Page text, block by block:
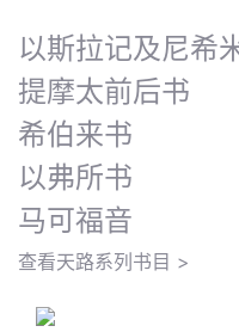
以斯拉记及尼希
提摩太前后书
希伯来书
以弗所书
马可福音
查看天路系列书目 >